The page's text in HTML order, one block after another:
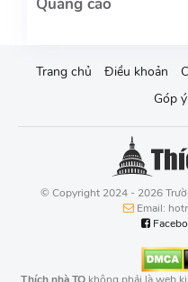
Trang chủ Điều khoản
Góp ý
© Copyright 2024 - 2026
Email:
Thích nhà TOkhông phải là web